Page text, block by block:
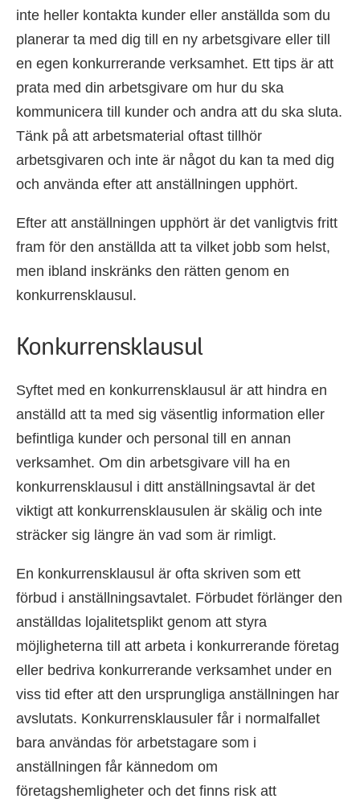
inte heller kontakta kunder eller anställda som du
planerar ta med dig till en ny arbetsgivare eller till
en egen konkurrerande verksamhet. Ett tips är att
prata med din arbetsgivare om hur du ska
kommunicera till kunder och andra att du ska sluta.
Tänk på att arbetsmaterial oftast tillhör
arbetsgivaren och inte är något du kan ta med dig
och använda efter att anställningen upphört.
Efter att anställningen upphört är det vanligtvis fritt
fram för den anställda att ta vilket jobb som helst,
men ibland inskränks den rätten genom en
konkurrensklausul.
Konkurrensklausul
Syftet med en konkurrensklausul är att hindra en
anställd att ta med sig väsentlig information eller
befintliga kunder och personal till en annan
verksamhet. Om din arbetsgivare vill ha en
konkurrensklausul i ditt anställningsavtal är det
viktigt att konkurrensklausulen är skälig och inte
sträcker sig längre än vad som är rimligt.
En konkurrensklausul är ofta skriven som ett
förbud i anställningsavtalet. Förbudet förlänger den
anställdas lojalitetsplikt genom att styra
möjligheterna till att arbeta i konkurrerande företag
eller bedriva konkurrerande verksamhet under en
viss tid efter att den ursprungliga anställningen har
avslutats. Konkurrensklausuler får i normalfallet
bara användas för arbetstagare som i
anställningen får kännedom om
företagshemligheter och det finns risk att